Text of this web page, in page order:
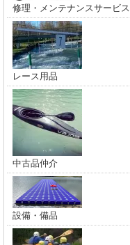
修理・メンテナンスサービス
レース用品
中古品仲介
設備・備品